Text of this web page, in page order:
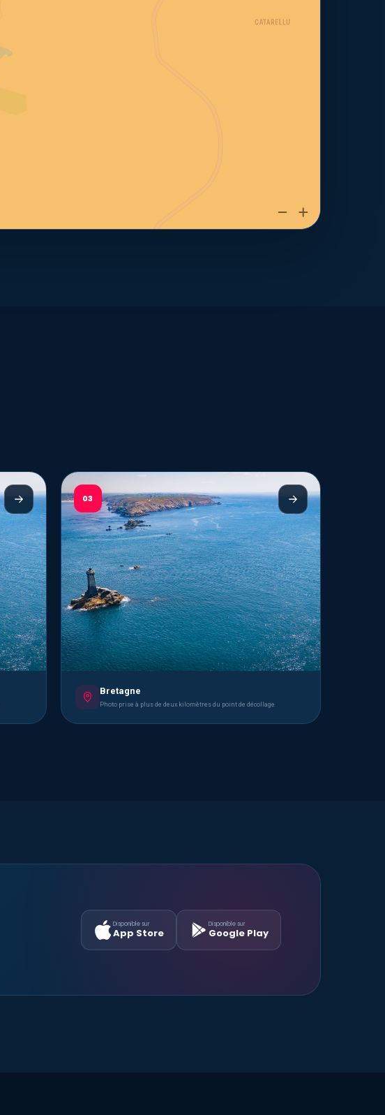
03
Bretagne
Photo prise à plus de deux kilomètres du point de décollage
Disponible sur
App Store
Disponible sur
Google Play